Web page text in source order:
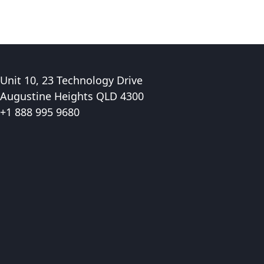
Unit 10, 23 Technology Drive
Augustine Heights QLD 4300
+1 888 995 9680